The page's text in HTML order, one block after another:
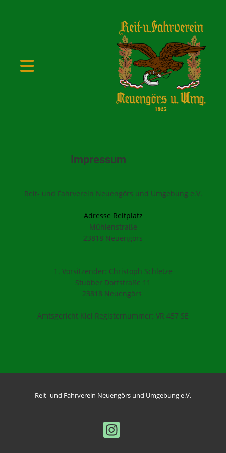
Impressum
Reit- und Fahrverein Neuengörs und Umgebung e.V.
Adresse Reitplatz
Mühlenstraße
23818 Neuengörs
1. Vorsitzender: Christoph Schletze
Stubber Dorfstraße 11
23818 Neuengörs
Amtsgericht Kiel Registernummer: VR 457 SE
Reit- und Fahrverein Neuengörs und Umgebung e.V.